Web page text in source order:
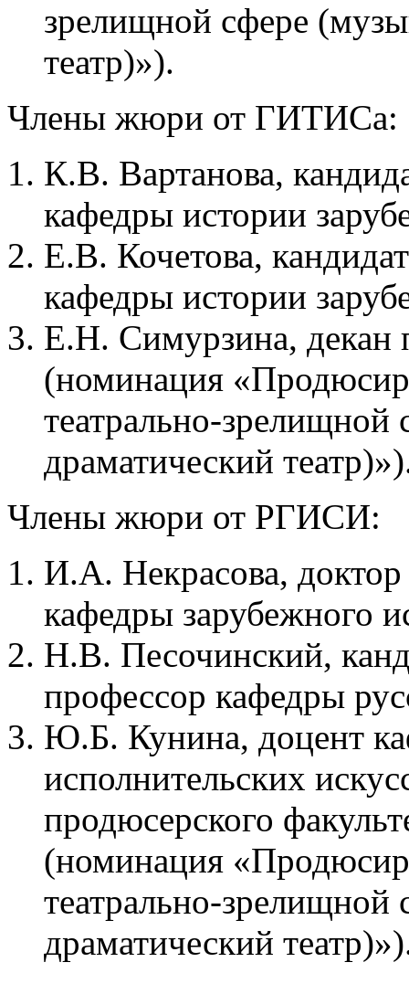
зрелищной сфере
театр)»).
Члены жюри от ГИТИСа:
К.В. Вартанова,
кафедры истории
Е.В. Кочетова,
кафедры истории
Е.Н. Симурзина, декан
(номинация
театрально-зрелищной
драматический
Члены жюри от РГИСИ:
И.А. Некрасова, доктор
кафедры зарубежного
Н.В. Песочинский,
профессор кафедры
Ю.Б. Кунина, доцент
исполнительских
продюсерского
(номинация
театрально-зрелищной
драматический